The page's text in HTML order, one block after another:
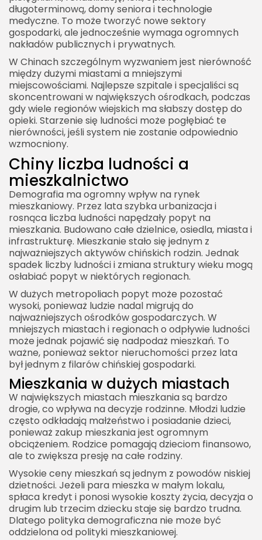
długoterminową, domy seniora i technologie
medyczne. To może tworzyć nowe sektory
gospodarki, ale jednocześnie wymaga ogromnych
nakładów publicznych i prywatnych.
W Chinach szczególnym wyzwaniem jest nierówność
między dużymi miastami a mniejszymi
miejscowościami. Najlepsze szpitale i specjaliści są
skoncentrowani w największych ośrodkach, podczas
gdy wiele regionów wiejskich ma słabszy dostęp do
opieki. Starzenie się ludności może pogłębiać te
nierówności, jeśli system nie zostanie odpowiednio
wzmocniony.
Chiny liczba ludności a
mieszkalnictwo
Demografia ma ogromny wpływ na rynek
mieszkaniowy. Przez lata szybka urbanizacja i
rosnąca liczba ludności napędzały popyt na
mieszkania. Budowano całe dzielnice, osiedla, miasta i
infrastrukturę. Mieszkanie stało się jednym z
najważniejszych aktywów chińskich rodzin. Jednak
spadek liczby ludności i zmiana struktury wieku mogą
osłabiać popyt w niektórych regionach.
W dużych metropoliach popyt może pozostać
wysoki, ponieważ ludzie nadal migrują do
najważniejszych ośrodków gospodarczych. W
mniejszych miastach i regionach o odpływie ludności
może jednak pojawić się nadpodaż mieszkań. To
ważne, ponieważ sektor nieruchomości przez lata
był jednym z filarów chińskiej gospodarki.
Mieszkania w dużych miastach
W największych miastach mieszkania są bardzo
drogie, co wpływa na decyzje rodzinne. Młodzi ludzie
często odkładają małżeństwo i posiadanie dzieci,
ponieważ zakup mieszkania jest ogromnym
obciążeniem. Rodzice pomagają dzieciom finansowo,
ale to zwiększa presję na całe rodziny.
Wysokie ceny mieszkań są jednym z powodów niskiej
dzietności. Jeżeli para mieszka w małym lokalu,
spłaca kredyt i ponosi wysokie koszty życia, decyzja o
drugim lub trzecim dziecku staje się bardzo trudna.
Dlatego polityka demograficzna nie może być
oddzielona od polityki mieszkaniowej.